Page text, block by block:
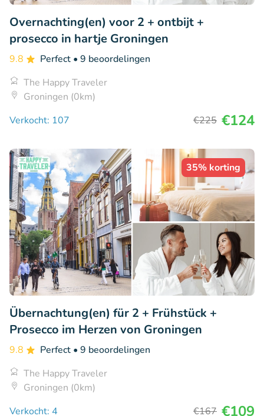
Overnachting(en) voor 2 + ontbijt +
prosecco in hartje Groningen
9.8 Perfect • 9 beoordelingen
The Happy Traveler
Groningen (0km)
Verkocht: 107
€225 €124
35% korting
Übernachtung(en) für 2 + Frühstück +
Prosecco im Herzen von Groningen
9.8 Perfect • 9 beoordelingen
The Happy Traveler
Groningen (0km)
Verkocht: 4
€167 €109